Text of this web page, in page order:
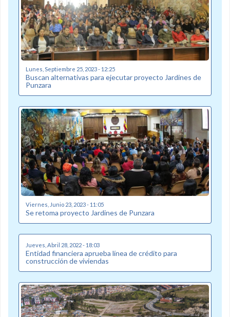
Lunes, Septiembre 25, 2023 - 12:25
Buscan alternativas para ejecutar proyecto Jardines de
Punzara
Viernes, Junio 23, 2023 - 11:05
Se retoma proyecto Jardines de Punzara
Jueves, Abril 28, 2022 - 18:03
Entidad financiera aprueba línea de crédito para
construcción de viviendas